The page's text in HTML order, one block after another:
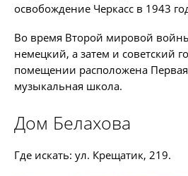
освобождение Черкасс в 1943
Во время Второй мировой
немецкий, а затем и советский
помещении расположена Первая
музыкальная школа.
Дом Белахова
Где искать: ул. Крещатик, 219.